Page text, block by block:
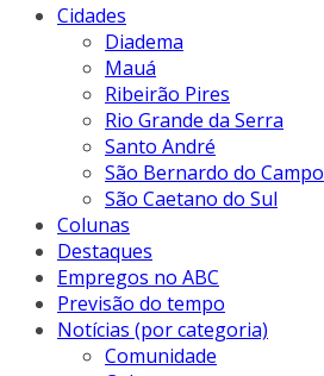
Cidades
Diadema
Mauá
Ribeirão Pires
Rio Grande da Serra
Santo André
São Bernardo do Campo
São Caetano do Sul
Colunas
Destaques
Empregos no ABC
Previsão do tempo
Notícias (por categoria)
Comunidade